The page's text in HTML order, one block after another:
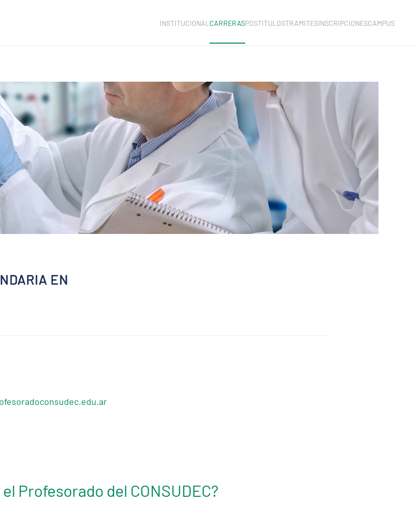
INSTITUCIONAL CARRERASPOSTITULOSTRAMITESINSCRIPCIONESCAMPUS
EN
Profesorado del CONSUDEC?